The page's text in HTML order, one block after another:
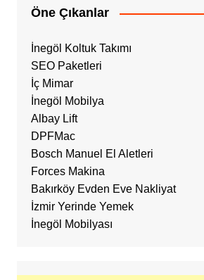
Öne Çıkanlar
İnegöl Koltuk Takımı
SEO Paketleri
İç Mimar
İnegöl Mobilya
Albay Lift
DPFMac
Bosch Manuel El Aletleri
Forces Makina
Bakırköy Evden Eve Nakliyat
İzmir Yerinde Yemek
İnegöl Mobilyası